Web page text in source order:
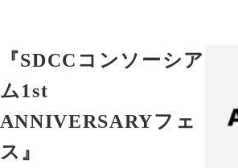
『SDCCコンソーシア
ム1st
ANNIVERSARYフェ
ス』